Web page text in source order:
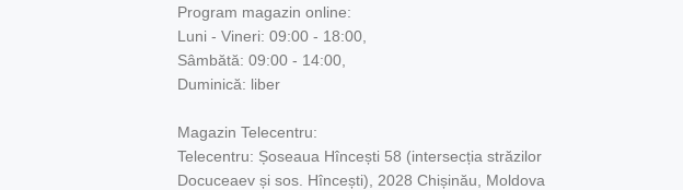
Program magazin online:
Luni - Vineri: 09:00 - 18:00,
Sâmbătă: 09:00 - 14:00,
Duminică: liber
Magazin Telecentru:
Telecentru: Șoseaua Hîncești 58 (intersecția străzilor
Docuceaev și sos. Hîncești), 2028 Chișinău, Moldova